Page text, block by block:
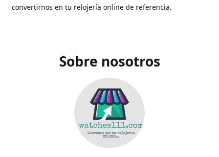
convertirnos en tu relojería online de referencia.
Sobre nosotros